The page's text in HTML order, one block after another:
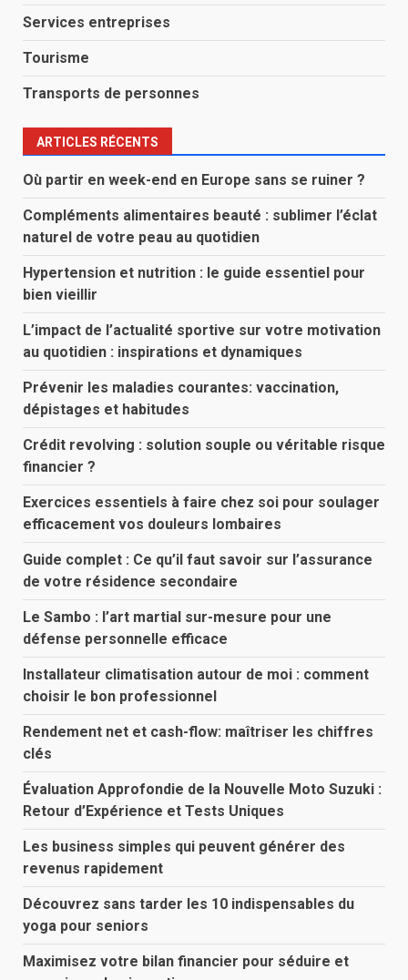
Services entreprises
Tourisme
Transports de personnes
ARTICLES RÉCENTS
Où partir en week-end en Europe sans se ruiner ?
Compléments alimentaires beauté : sublimer l’éclat
naturel de votre peau au quotidien
Hypertension et nutrition : le guide essentiel pour
bien vieillir
L’impact de l’actualité sportive sur votre motivation
au quotidien : inspirations et dynamiques
Prévenir les maladies courantes: vaccination,
dépistages et habitudes
Crédit revolving : solution souple ou véritable risque
financier ?
Exercices essentiels à faire chez soi pour soulager
efficacement vos douleurs lombaires
Guide complet : Ce qu’il faut savoir sur l’assurance
de votre résidence secondaire
Le Sambo : l’art martial sur-mesure pour une
défense personnelle efficace
Installateur climatisation autour de moi : comment
choisir le bon professionnel
Rendement net et cash-flow: maîtriser les chiffres
clés
Évaluation Approfondie de la Nouvelle Moto Suzuki :
Retour d’Expérience et Tests Uniques
Les business simples qui peuvent générer des
revenus rapidement
Découvrez sans tarder les 10 indispensables du
yoga pour seniors
Maximisez votre bilan financier pour séduire et